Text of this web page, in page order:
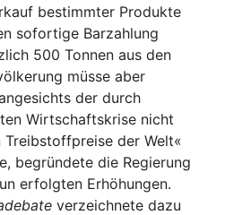
bestimmter Produkte
sofortige Barzahlung
500 Tonnen aus den
müsse aber
der durch
Wirtschaftskrise nicht
der Welt«
begründete die Regierung
erfolgten Erhöhungen.
verzeichnete dazu